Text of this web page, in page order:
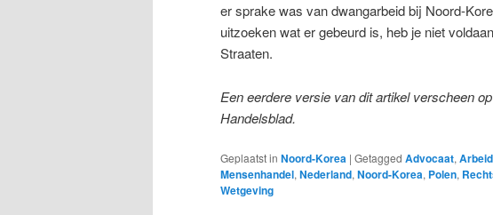
er sprake was van dwangarbeid bij Noord-
uitzoeken wat er gebeurd is, heb je niet
Straaten.
Een eerdere versie van dit artikel verscheen
Handelsblad.
Geplaatst in Noord-Korea | Getagged Advocaat, Arbeid
Mensenhandel, Nederland, Noord-Korea, Polen,
Wetgeving